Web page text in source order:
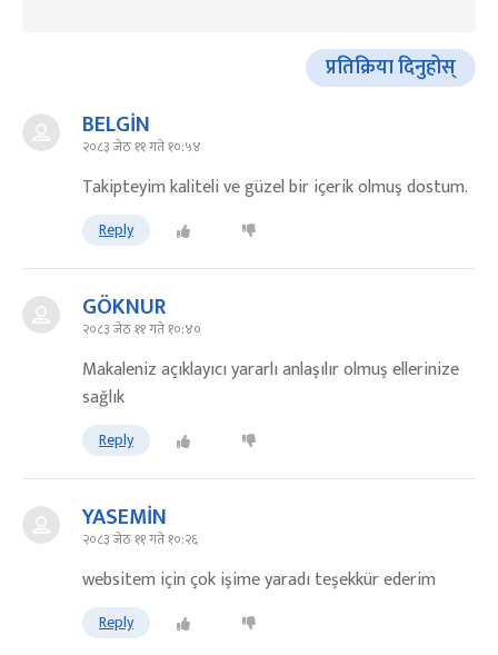
प्रतिक्रिया दिनुहोस्
BELGİN
२०८३ जेठ ११ गते १०:५४
Takipteyim kaliteli ve güzel bir içerik olmuş dostum.
Reply
GÖKNUR
२०८३ जेठ ११ गते १०:४०
Makaleniz açıklayıcı yararlı anlaşılır olmuş ellerinize
sağlık
Reply
YASEMİN
२०८३ जेठ ११ गते १०:२६
websitem için çok işime yaradı teşekkür ederim
Reply